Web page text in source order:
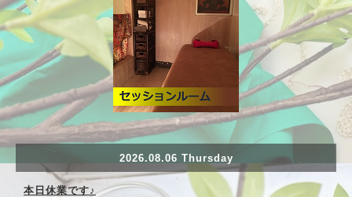
2026.08.06 Thursday
本日休業です♪